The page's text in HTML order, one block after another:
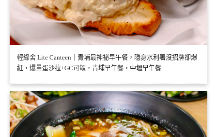
輕綠舍 Lite Canteen｜青埔最神祕早午餐，隱身水利署沒招牌卻爆
紅，爆量蛋沙拉+GC可頌，青埔早午餐，中壢早午餐